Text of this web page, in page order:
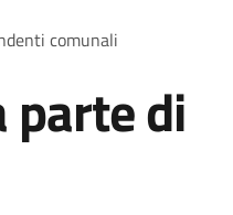
comunali
parte di